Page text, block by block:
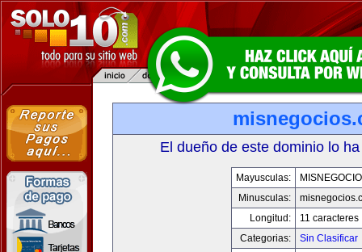
El dueño de este dominio lo
Mayusculas:
Minusculas:
Longitud:
11 caracteres
Categorias:
Sin Clasificar